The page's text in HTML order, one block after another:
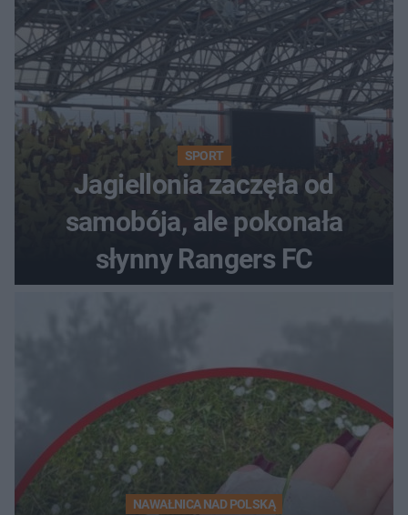
SPORT
Jagiellonia zaczęła od
samobója, ale pokonała
słynny Rangers FC
NAWAŁNICA NAD POLSKĄ